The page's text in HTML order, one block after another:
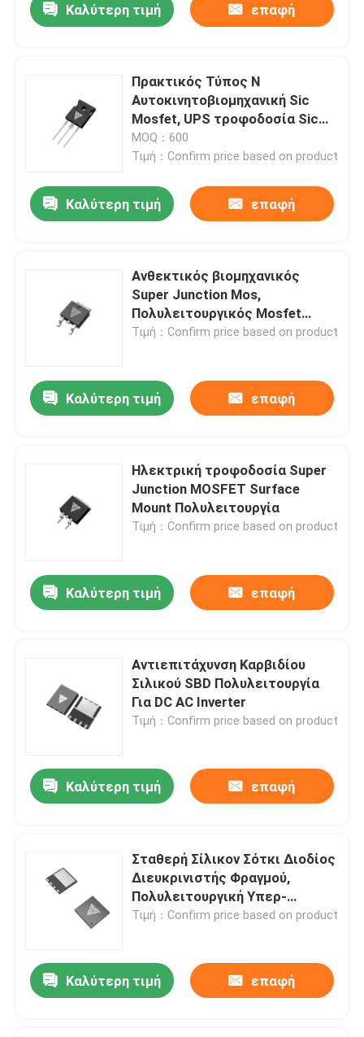
Καλύτερη τιμή επαφή
Πρακτικός Τύπος N
Αυτοκινητοβιομηχανική Sic
Mosfet, UPS τροφοδοσία Sic
Τρανζίστορα
MOQ：600
Τιμή：Confirm price based on product
Καλύτερη τιμή επαφή
Ανθεκτικός βιομηχανικός
Super Junction Mos,
Πολυλειτουργικός Mosfet
Discrete
Τιμή：Confirm price based on product
Καλύτερη τιμή επαφή
Ηλεκτρική τροφοδοσία Super
Junction MOSFET Surface
Mount Πολυλειτουργία
Τιμή：Confirm price based on product
Καλύτερη τιμή επαφή
Αντιεπιτάχυνση Καρβιδίου
Σιλικού SBD Πολυλειτουργία
Για DC AC Inverter
Τιμή：Confirm price based on product
Καλύτερη τιμή επαφή
Σταθερή Σίλικον Σότκι Διοδίος
Διευκρινιστής Φραγμού,
Πολυλειτουργική Υπερ-
Διοδίος Φραγμού
Τιμή：Confirm price based on product
Καλύτερη τιμή επαφή